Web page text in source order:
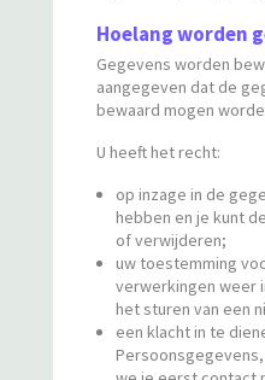
Hoelang worden
Gegevens worden
aangegeven dat de
bewaard mogen
U heeft het recht:
op inzage in de
hebben en je kunt
of verwijderen;
uw toestemming
verwerkingen weer
het sturen van een
een klacht in te